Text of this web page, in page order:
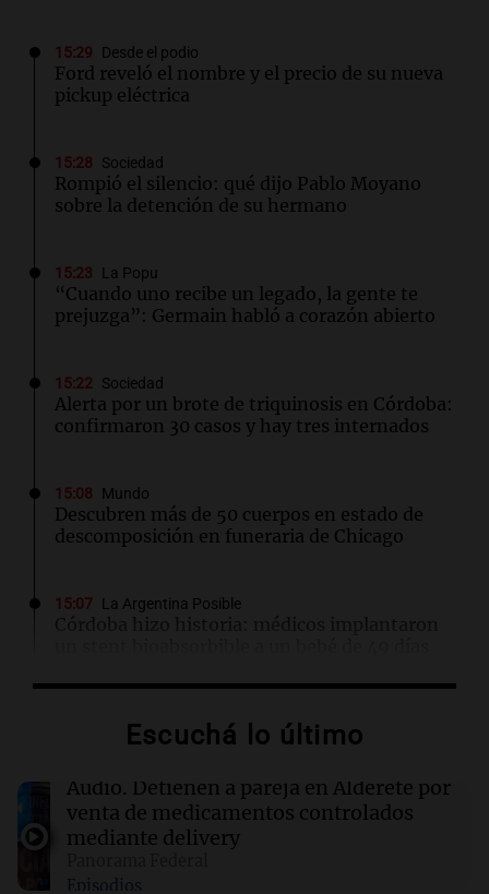
15:29 Desde el podio
Ford reveló el nombre y el precio de su nueva
pickup eléctrica
15:28 Sociedad
Rompió el silencio: qué dijo Pablo Moyano
sobre la detención de su hermano
15:23 La Popu
“Cuando uno recibe un legado, la gente te
prejuzga”: Germain habló a corazón abierto
15:22 Sociedad
Alerta por un brote de triquinosis en Córdoba:
confirmaron 30 casos y hay tres internados
15:08 Mundo
Descubren más de 50 cuerpos en estado de
descomposición en funeraria de Chicago
15:07 La Argentina Posible
Córdoba hizo historia: médicos implantaron
La CAF respalda a Infantino tras el cierre del
15:02 Espectáculos
Emily Ceco desmiente romance con Roberto
Escuchá lo último
Audio. Detienen a pareja en Alderete por
venta de medicamentos controlados
mediante delivery
Episodios